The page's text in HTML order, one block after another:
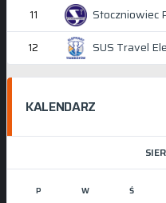
11 Stoczniowiec
12 SUS Travel
KALENDARZ
P W Ś